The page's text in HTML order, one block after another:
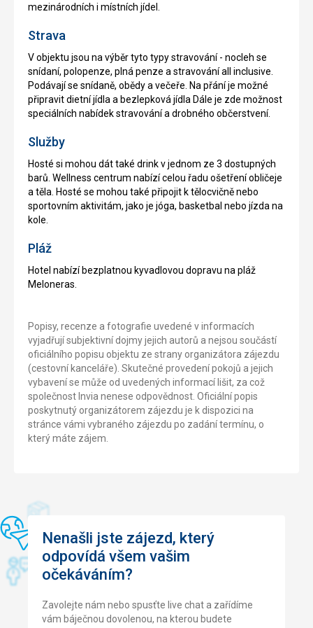
mezinárodních i místních jídel.
Strava
V objektu jsou na výběr tyto typy stravování - nocleh se
snídaní, polopenze, plná penze a stravování all inclusive.
Podávají se snídaně, obědy a večeře. Na přání je možné
připravit dietní jídla a bezlepková jídla Dále je zde možnost
speciálních nabídek stravování a drobného občerstvení.
Služby
Hosté si mohou dát také drink v jednom ze 3 dostupných
barů. Wellness centrum nabízí celou řadu ošetření obličeje
a těla. Hosté se mohou také připojit k tělocvičně nebo
sportovním aktivitám, jako je jóga, basketbal nebo jízda na
kole.
Pláž
Hotel nabízí bezplatnou kyvadlovou dopravu na pláž
Meloneras.
Popisy, recenze a fotografie uvedené v informacích
vyjadřují subjektivní dojmy jejich autorů a nejsou součástí
oficiálního popisu objektu ze strany organizátora zájezdu
(cestovní kanceláře). Skutečné provedení pokojů a jejich
vybavení se může od uvedených informací lišit, za což
společnost Invia nenese odpovědnost. Oficiální popis
poskytnutý organizátorem zájezdu je k dispozici na
stránce vámi vybraného zájezdu po zadání termínu, o
který máte zájem.
Nenašli jste zájezd, který
odpovídá všem vašim
očekáváním?
Zavolejte nám nebo spusťte live chat a zařídíme
vám báječnou dovolenou, na kterou budete